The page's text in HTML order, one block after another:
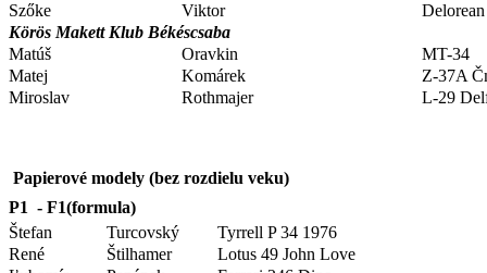
Szőke
Viktor
Körös Makett Klub Békéscsaba
Matúš
Oravkin
MT-34
Matej
Komárek
Z-37A
Miroslav
Rothmajer L-29
Papierové modely (bez rozdielu veku)
P1 - F1(formula)
Štefan
Turcovský
Tyrrell P 34 1976
René
Štilhamer
Lotus 49 John Love